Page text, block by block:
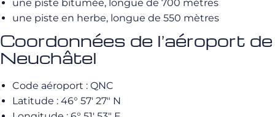
une piste bitumée, longue de 700 mètres
une piste en herbe, longue de 550 mètres
Coordonnées de l’aéroport de
Neuchâtel
Code aéroport : QNC
Latitude : 46° 57′ 27″ N